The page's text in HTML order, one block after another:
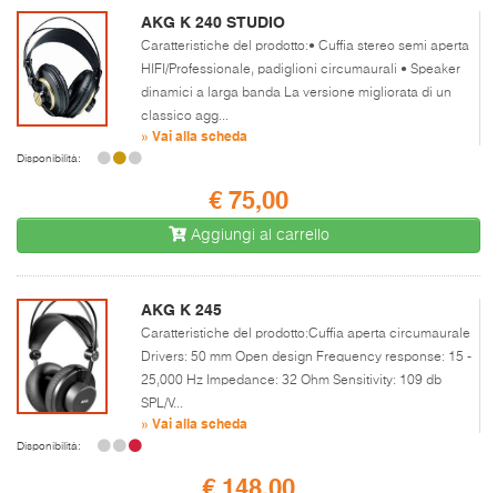
AKG K 240 STUDIO
Caratteristiche del prodotto:• Cuffia stereo semi aperta
HIFI/Professionale, padiglioni circumaurali • Speaker
dinamici a larga banda La versione migliorata di un
classico agg...
» Vai alla scheda
Disponibilità:
€ 75,00
Aggiungi al carrello
AKG K 245
Caratteristiche del prodotto:Cuffia aperta circumaurale
Drivers: 50 mm Open design Frequency response: 15 -
25,000 Hz Impedance: 32 Ohm Sensitivity: 109 db
SPL/V...
» Vai alla scheda
Disponibilità: